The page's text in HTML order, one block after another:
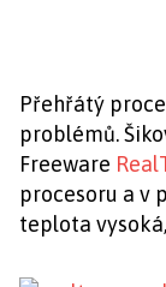
Přehřátý
problémů.
Freeware
procesoru a v
teplota